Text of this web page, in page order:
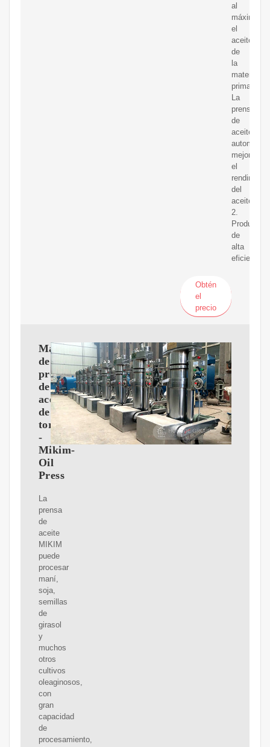
al
máximo
el
aceite
de
la
materia
prima.
La
prensa
de
aceite
automática
mejora
el
del
aceite.
2.
Producción
de
alta
eficiencia.
Obtén
el
precio
Máquina
de
prensa
de
aceite
de
tornillo
-
Mikim-
Oil
Press
La
prensa
de
aceite
MIKIM
puede
procesar
maní,
soja,
semillas
de
girasol
y
muchos
otros
cultivos
oleaginosos,
con
gran
capacidad
de
procesamiento,